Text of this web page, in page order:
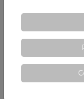
Els nostres alumnes de
programació amb un